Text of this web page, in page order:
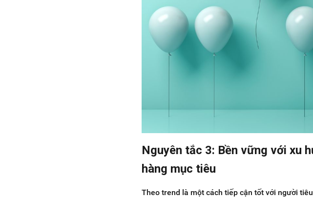
Nguyên tắc 3: Bền vững với xu
hàng mục tiêu
Theo trend là một cách tiếp cận tốt với người